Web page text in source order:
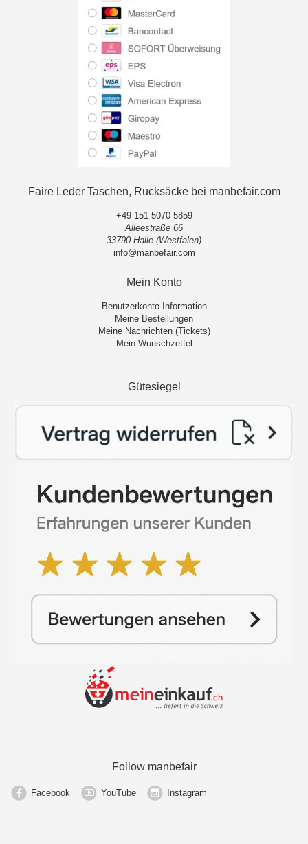
Faire Leder Taschen, Rucksäcke bei manbefair.com
+49 151 5070 5859
Alleestraße 66
33790 Halle (Westfalen)
info@manbefair.com
Mein Konto
Benutzerkonto Information
Meine Bestellungen
Meine Nachrichten (Tickets)
Mein Wunschzettel
Gütesiegel
Follow manbefair
Facebook YouTube Instagram